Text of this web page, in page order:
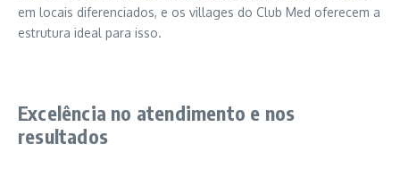
em locais diferenciados, e os villages do Club Med oferecem a
estrutura ideal para isso.
Excelência no atendimento e nos
resultados